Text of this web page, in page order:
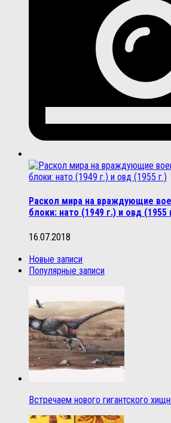
Раскол мира на враждующие
блоки: нато (1949 г.) и овд (1955
16.07.2018
Новые записи
Популярные записи
Встречаем нового гигантского